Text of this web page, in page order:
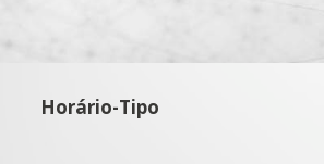
Horário-Tipo